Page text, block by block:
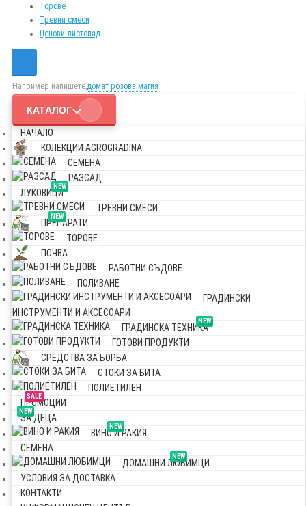
Торове
Тревни смеси
Ценови листопад
Например напишете,домат розова магия
КАТАЛОГ
НАЧАЛО
КОЛЕКЦИИ AGROGRADINA
СЕМЕНА
РАЗСАД
NEW
ЛУКОВИЦИ
ТРЕВНИ СМЕСИ
NEW
ПРЕПАРАТИ
ТОРОВЕ
ПОЧВА
РАБОТНИ СЪДОВЕ
ПОЛИВАНЕ
ГРАДИНСКИ
ИНСТРУМЕНТИ И АКСЕСОАРИ
NEW
ГРАДИНСКА ТЕХНИКА
ГОТОВИ ПРОДУКТИ
СРЕДСТВА ЗА БОРБА
СТОКИ ЗА БИТА
ПОЛИЕТИЛЕН
SALE
ПРОМОЦИИ
NEW
ЗА ДЕЦА
NEW
ВИНО И РАКИЯ
СЕМЕНА
NEW
ДОМАШНИ ЛЮБИМЦИ
УСЛОВИЯ ЗА ДОСТАВКА
КОНТАКТИ